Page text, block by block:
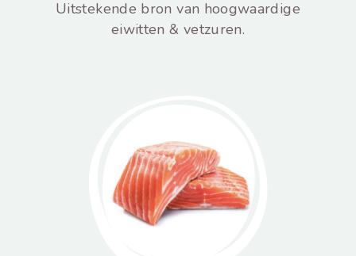
Uitstekende bron van hoogwaardige
eiwitten & vetzuren.